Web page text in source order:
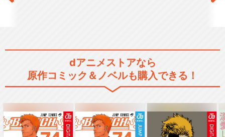
dアニメストアなら
原作コミック＆ノベルも購入できる！